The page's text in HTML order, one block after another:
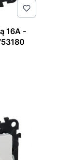
16A -